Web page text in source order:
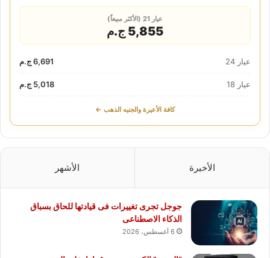
عيار 21 (الأكثر مبيعاً)
5,855 ج.م
عيار 24 6,691 ج.م
عيار 18 5,018 ج.م
كافة الأعيرة والجنيه الذهب ←
الأخيرة الأشهر
جوجل تجرى تغييرات فى قيادتها للحاق بسباق
الذكاء الاصطناعى
6 أغسطس، 2026